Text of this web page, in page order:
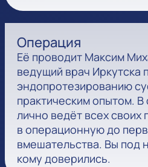
Операция
Её проводит Максим
ведущий врач Иркутска
эндопротезированию
практическим опытом.
лично ведёт всех своих
в операционную до
вмешательства. Вы под
кому доверились.